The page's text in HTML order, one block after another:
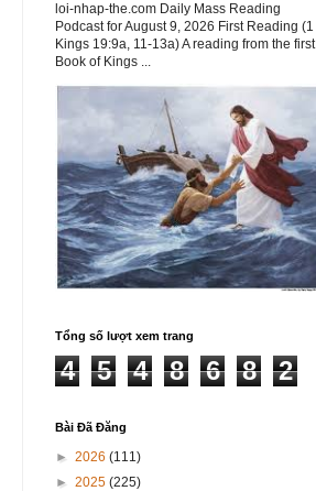
loi-nhap-the.com Daily Mass Reading
Podcast for August 9, 2026 First Reading (1
Kings 19:9a, 11-13a) A reading from the first
Book of Kings ...
Tổng số lượt xem trang
4 5 4 8 6 8 2
Bài Đã Đăng
► 2026 (111)
► 2025 (225)